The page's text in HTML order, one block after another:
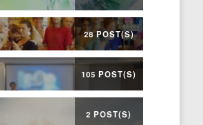
28 POST(S)
105 POST(S)
2 POST(S)